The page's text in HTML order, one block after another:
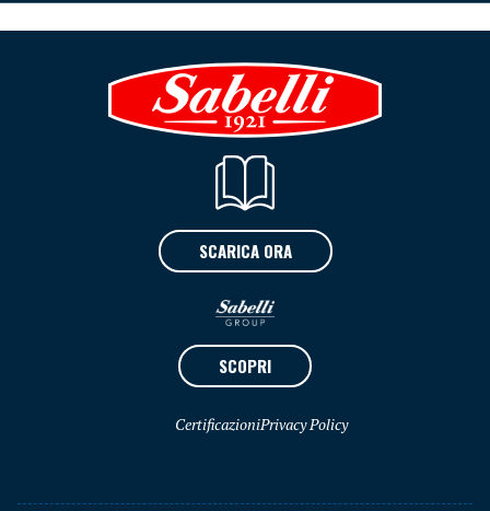
SCARICA ORA
SCOPRI
CertificazioniPrivacy Policy